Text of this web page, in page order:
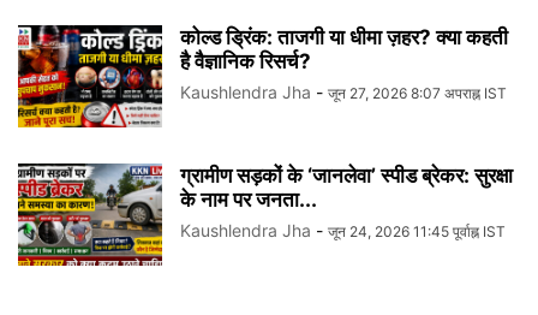
कोल्ड ड्रिंक: ताजगी या धीमा ज़हर? क्या कहती
है वैज्ञानिक रिसर्च?
Kaushlendra Jha - जून 27, 2026 8:07 अपराह्न IST
ग्रामीण सड़कों के ‘जानलेवा’ स्पीड ब्रेकर: सुरक्षा
के नाम पर जनता...
Kaushlendra Jha - जून 24, 2026 11:45 पूर्वाह्न IST